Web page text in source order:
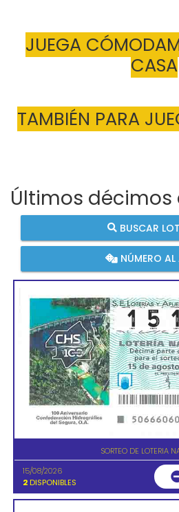
JUEGA
CASA
TAMBIÉN PARA
Últimos décimos
BUSCAR
NÚMERO AL
SORTEO DE LOTERIA
15/08/2026
2 DISPONIBLES